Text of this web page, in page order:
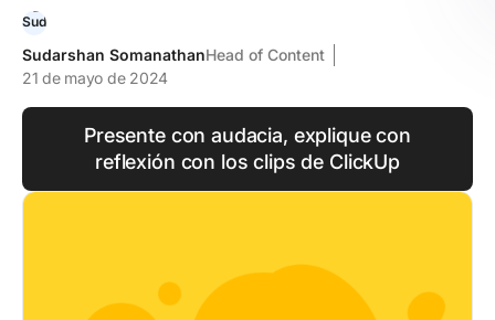
Sudarshan SomanathanHead of Content
21 de mayo de 2024
Presente con audacia, explique con
reflexión con los clips de ClickUp